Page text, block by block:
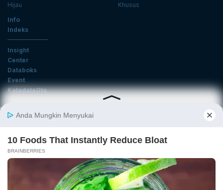
Hijau
Khusus
Info
Indeks
Insight
Center
Databoks
Event
KatadataOto
Langganan Newsletter
Ikuti Kami